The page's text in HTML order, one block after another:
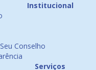
Institucional
Conselho
Serviços